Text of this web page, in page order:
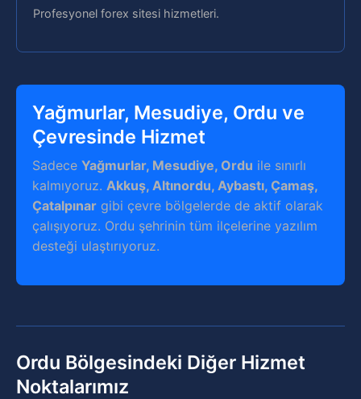
Profesyonel forex sitesi hizmetleri.
Yağmurlar, Mesudiye, Ordu ve
Çevresinde Hizmet
Sadece Yağmurlar, Mesudiye, Ordu ile sınırlı
kalmıyoruz. Akkuş, Altınordu, Aybastı, Çamaş,
Çatalpınar gibi çevre bölgelerde de aktif olarak
çalışıyoruz. Ordu şehrinin tüm ilçelerine yazılım
desteği ulaştırıyoruz.
Ordu Bölgesindeki Diğer Hizmet
Noktalarımız